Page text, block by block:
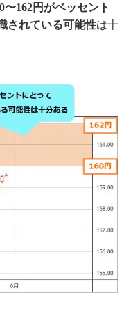
〜162円がベッセント
されている可能性は十